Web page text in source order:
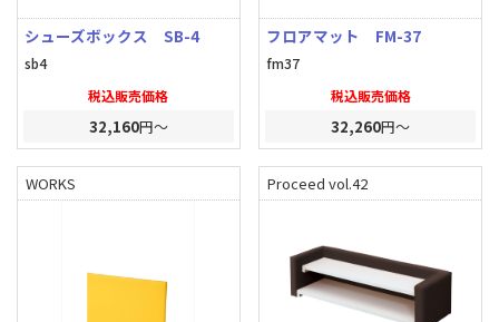
シューズボックス SB-4
sb4
税込販売価格
32,160円～
フロアマット FM-37
fm37
税込販売価格
32,260円～
WORKS Proceed vol.42